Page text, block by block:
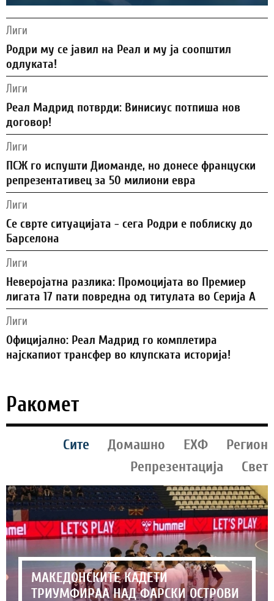
Лиги
Родри му се јавил на Реал и му ја соопштил
одлуката!
Лиги
Реал Мадрид потврди: Винисиус потпиша нов
договор!
Лиги
ПСЖ го испушти Диоманде, но донесе француски
репрезентативец за 50 милиони евра
Лиги
Се сврте ситуацијата - сега Родри е поблиску до
Барселона
Лиги
Неверојатна разлика: Промоцијата во Премиер
лигата 17 пати повредна од титулата во Серија А
Лиги
Официјално: Реал Мадрид го комплетира
најскапиот трансфер во клупската историја!
Ракомет
Сите Домашно ЕХФ
Регион
Репрезентација
Свет
МАКЕДОНСКИТЕ КАДЕТИ
ТРИУМФИРАА НАД ФАРСКИ ОСТРОВИ